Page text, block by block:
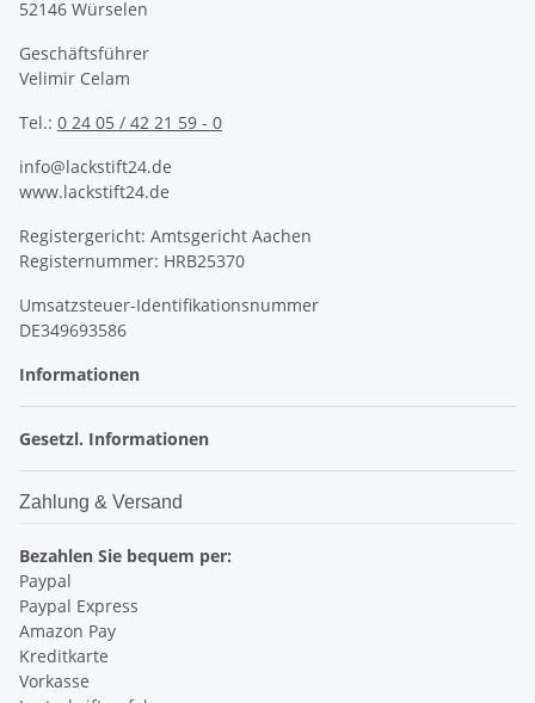
52146 Würselen
Geschäftsführer
Velimir Celam
Tel.: 0 24 05 / 42 21 59 - 0
info@lackstift24.de
www.lackstift24.de
Registergericht: Amtsgericht Aachen
Registernummer: HRB25370
Umsatzsteuer-Identifikationsnummer
DE349693586
Informationen
Gesetzl. Informationen
Zahlung & Versand
Bezahlen Sie bequem per:
Paypal
Paypal Express
Amazon Pay
Kreditkarte
Vorkasse